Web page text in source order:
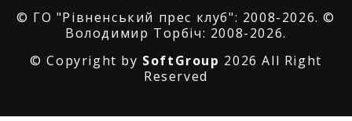
© ГО "Рівненський прес клуб": 2008-2026. ©
Володимир Торбіч: 2008-2026.
© Copyright by SoftGroup 2026 All Right
Reserved